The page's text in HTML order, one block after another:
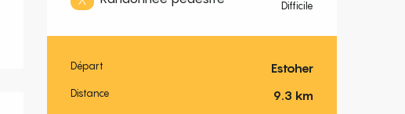
Difficile
Informations pratiques
Départ Estoher
Distance 9.3 km